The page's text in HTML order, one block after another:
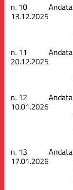
n. 10
13.12.2025
Andata
n. 11
20.12.2025
Andata
n. 12
10.01.2026
Andata
n. 13
17.01.2026
Andata